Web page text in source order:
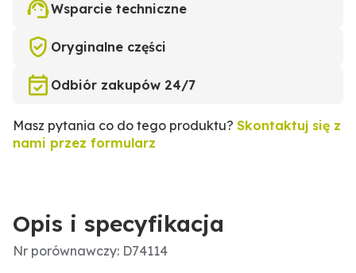
Wsparcie techniczne
Oryginalne części
Odbiór zakupów 24/7
Masz pytania co do tego produktu? Skontaktuj się z
nami przez formularz
Opis i specyfikacja
Nr porównawczy: D74114